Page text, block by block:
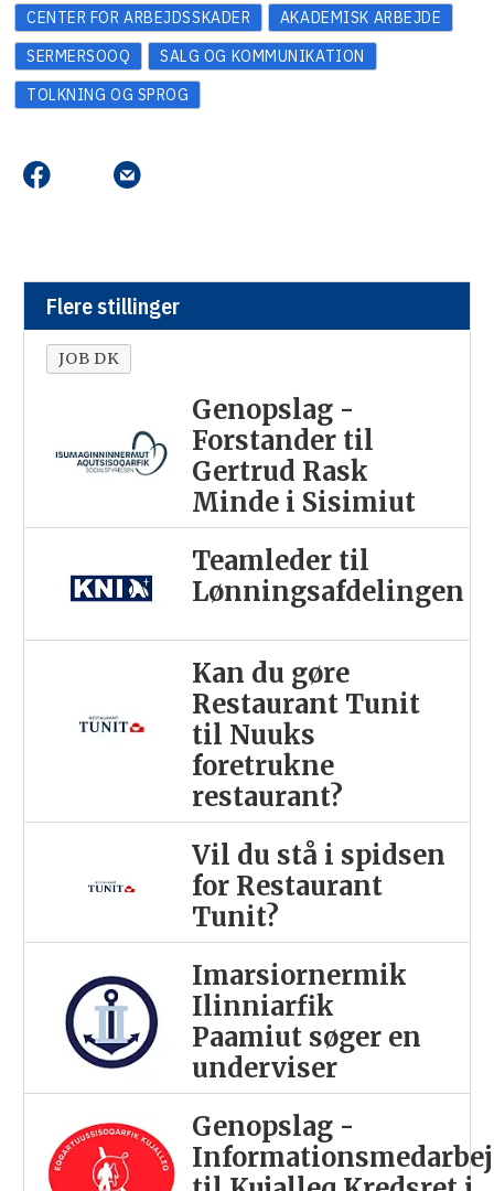
CENTER FOR ARBEJDSSKADER
AKADEMISK ARBEJDE
SERMERSOOQ
SALG OG KOMMUNIKATION
TOLKNING OG SPROG
Flere stillinger
JOB DK
Genopslag -
Forstander til
Gertrud Rask
Minde i Sisimiut
Teamleder til
Lønningsafdelingen
Kan du gøre
Restaurant Tunit
til Nuuks
foretrukne
restaurant?
Vil du stå i spidsen
for Restaurant
Tunit?
Imarsiornermik
Ilinniarfik
Paamiut søger en
underviser
Genopslag -